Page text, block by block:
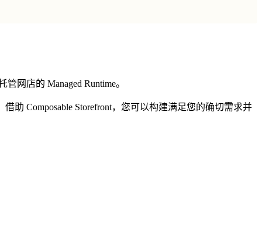
网店的 Managed Runtime。
助 Composable Storefront，您可以构建满足您的确切需求并